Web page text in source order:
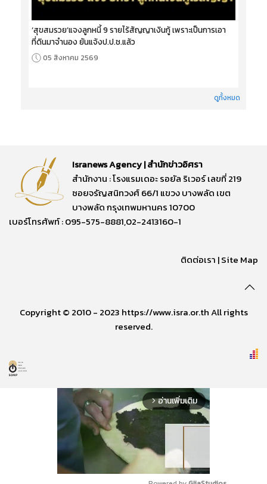
‘สุขสมรวย’แจงลูกหนี้ 9 รายไร้สัญญาเงินกู้ เพราะเป็นการเอา
ที่ดินมาจำนอง ยันแจ้งป.ป.ช.แล้ว
05 สิงหาคม 2569
ดูทั้งหมด
Isranews Agency | สำนักข่าวอิศรา
สำนักงาน : โรงแรมเดอะ รอยัล ริเวอร์ เลขที่ 219
ซอยจรัญสนิทวงศ์ 66/1 แขวง บางพลัด เขต
บางพลัด กรุงเทพมหานคร 10700
เบอร์โทรศัพท์ : 095-575-8881,02-2413160-1
ติดต่อเรา |Site Map
Copyright © 2010 - 2023 https://www.isra.or.th All rights
reserved.
arrow_forward_ios อ่านเพิ่มเติม